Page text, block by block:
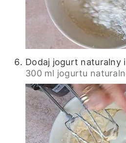
Dodaj jogurt naturalny
300 ml jogurtu